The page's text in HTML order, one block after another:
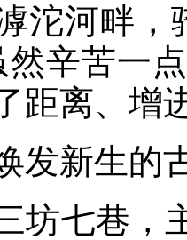
河畔，骑
然辛苦一
距离、增
新生的
七巷，主